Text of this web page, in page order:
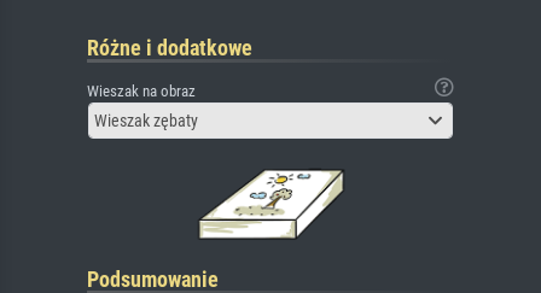
Różne i dodatkowe
Wieszak na obraz
Wieszak zębaty
Podsumowanie